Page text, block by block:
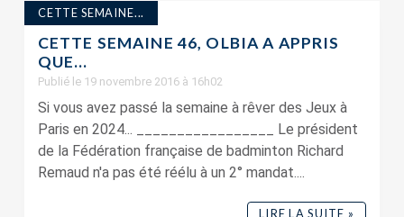
CETTE SEMAINE...
CETTE SEMAINE 46, OLBIA A APPRIS
QUE…
Publié le 19 novembre 2016 à 16h02
Si vous avez passé la semaine à rêver des Jeux à
Paris en 2024... _________________ Le président
de la Fédération française de badminton Richard
Remaud n'a pas été réélu à un 2° mandat....
LIRE LA SUITE »